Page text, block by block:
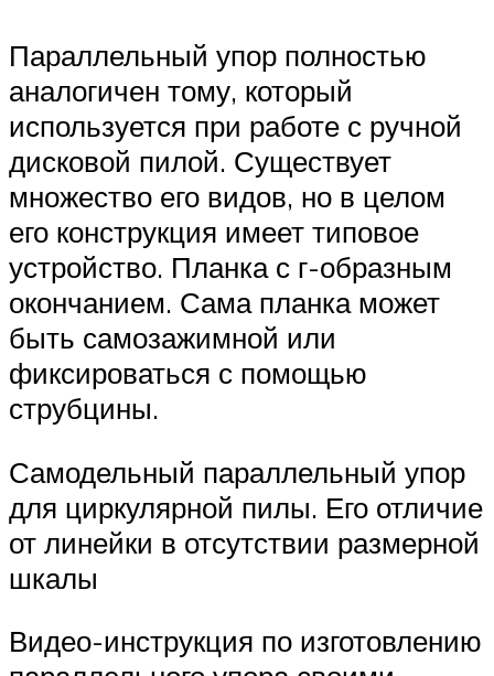
Параллельный упор полностью
аналогичен тому, который
используется при работе с ручной
дисковой пилой. Существует
множество его видов, но в целом
его конструкция имеет типовое
устройство. Планка с г-образным
окончанием. Сама планка может
быть самозажимной или
фиксироваться с помощью
струбцины.
Самодельный параллельный упор
для циркулярной пилы. Его отличие
от линейки в отсутствии размерной
шкалы
Видео-инструкция по изготовлению